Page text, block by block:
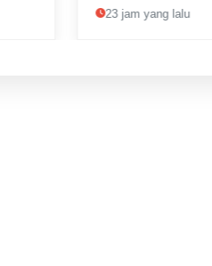
Seni sebagai Wujud
Kepedulian dan
23 jam yang lalu